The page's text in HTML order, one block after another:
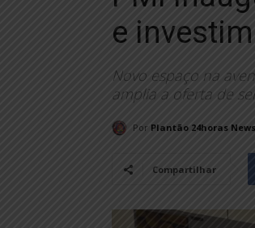
e
Novo espaço na
amplia a oferta de
Por Plantão 24horas News
Compartilhar